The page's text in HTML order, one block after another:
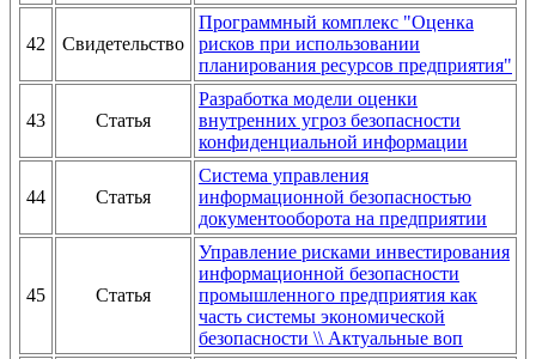
42 Свидетельство
Программный комплекс "Оценка
рисков при использовании
планирования ресурсов предприятия"
43 Статья
Разработка модели оценки
внутренних угроз безопасности
конфиденциальной информации
44 Статья
Система управления
информационной безопасностью
документооборота на предприятии
45 Статья
Управление рисками инвестирования
информационной безопасности
промышленного предприятия как
часть системы экономической
безопасности \\ Актуальные воп